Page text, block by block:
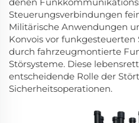
Steuerungsverbindungen
Militärische Anwendungen
Konvois vor
durch fahrzeugmontierte
Störsysteme. Diese
entscheidende Rolle der
Sicherheitsoperationen.